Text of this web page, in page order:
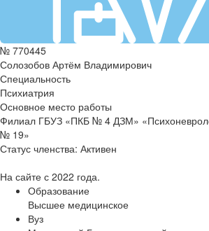
№ 770445
Солозобов Артём Владимирович
Специальность
Психиатрия
Основное место работы
Филиал ГБУЗ «ПКБ № 4 ДЗМ»
№ 19»
Статус членства: Активен
На сайте с 2022 года.
Образование
Высшее медицинское
Вуз